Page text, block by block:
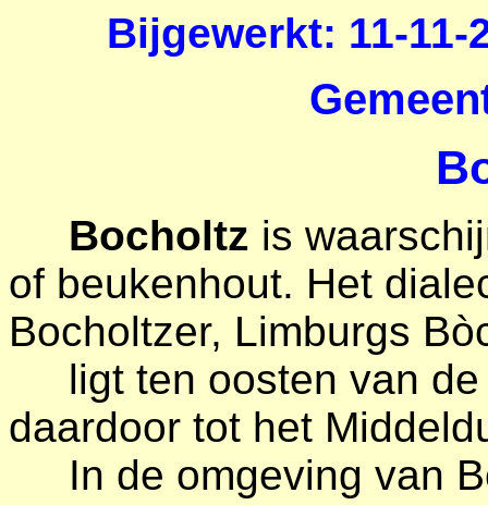
Bijgewerkt: 11-11-
Bocholtz is
of beukenhout. Het
Bocholtzer, Limburgs
ligt ten oosten van de
daardoor tot het
In de omgeving van